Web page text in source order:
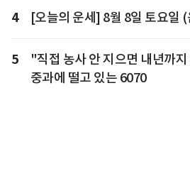
4 [오늘의 운세] 8월 8일 토요일
5
"직접 농사 안 지으면 내년까
중과에 떨고 있는 6070